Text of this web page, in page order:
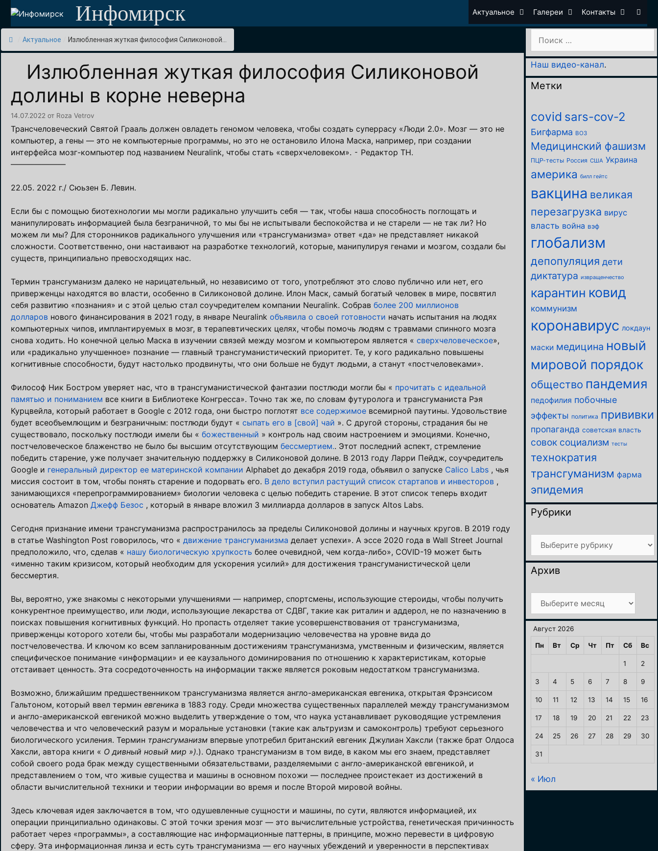
Перейти
содержимому
Инфомирск Актуальное Галереи Контакты
Актуальное Излюбленная жуткая философия Силиконовой...
Излюбленная жуткая философия Силиконовой
долины в корне неверна
14.07.2022 от Roza Vetrov
Трансчеловеческий Святой Грааль должен овладеть геномом человека, чтобы создать суперрасу «Люди 2.0». Мозг — это не
компьютер, а гены — это не компьютерные программы, но это не остановило Илона Маска, например, при создании
интерфейса мозг-компьютер под названием Neuralink, чтобы стать «сверхчеловеком». ⁃ Редактор ТН.
———————
22.05. 2022 г./ Сюьзен Б. Левин.
Если бы с помощью биотехнологии мы могли радикально улучшить себя — так, чтобы наша способность поглощать и
манипулировать информацией была безграничной, то мы бы не испытывали беспокойства и не старели — не так ли? Но
можем ли мы? Для сторонников радикального улучшения или «трансгуманизма» ответ «да» не представляет никакой
сложности. Соответственно, они настаивают на разработке технологий, которые, манипулируя генами и мозгом, создали бы
существ, принципиально превосходящих нас.
Термин трансгуманизм далеко не нарицательный, но независимо от того, употребляют это слово публично или нет, его
приверженцы находятся во власти, особенно в Силиконовой долине. Илон Маск, самый богатый человек в мире, посвятил
себя развитию «познания» и с этой целью стал соучредителем компании Neuralink. Собрав более 200 миллионов
долларов нового финансирования в 2021 году, в январе Neuralink объявила о своей готовности начать испытания на людях
компьютерных чипов, имплантируемых в мозг, в терапевтических целях, чтобы помочь людям с травмами спинного мозга
снова ходить. Но конечной целью Маска в изучении связей между мозгом и компьютером является « сверхчеловеческое»,
или «радикально улучшенное» познание — главный трансгуманистический приоритет. Те, у кого радикально повышены
когнитивные способности, будут настолько продвинуты, что они больше не будут людьми, а станут «постчеловеками».
Философ Ник Бостром уверяет нас, что в трансгуманистической фантазии постлюди могли бы « прочитать с идеальной
памятью и пониманием все книги в Библиотеке Конгресса». Точно так же, по словам футуролога и трансгуманиста Рэя
Курцвейла, который работает в Google с 2012 года, они быстро поглотят все содержимое всемирной паутины. Удовольствие
будет всеобъемлющим и безграничным: постлюди будут « сыпать его в [свой] чай ». С другой стороны, страдания бы не
существовало, поскольку постлюди имели бы « божественный » контроль над своим настроением и эмоциями. Конечно,
постчеловеческое блаженство не было бы высшим отсутствующим бессмертием.. Этот последний аспект, стремление
победить старение, уже получает значительную поддержку в Силиконовой долине. В 2013 году Ларри Пейдж, соучредитель
Google и генеральный директор ее материнской компании Alphabet до декабря 2019 года, объявил о запуске Calico Labs , чья
миссия состоит в том, чтобы понять старение и подорвать его. В дело вступил растущий список стартапов и инвесторов ,
занимающихся «перепрограммированием» биологии человека с целью победить старение. В этот список теперь входит
основатель Amazon Джефф Безос , который в январе вложил 3 миллиарда долларов в запуск Altos Labs.
Сегодня признание имени трансгуманизма распространилось за пределы Силиконовой долины и научных кругов. В 2019 году
в статье Washington Post говорилось, что « движение трансгуманизма делает успехи». А эссе 2020 года в Wall Street Journal
предположило, что, сделав « нашу биологическую хрупкость более очевидной, чем когда-либо», COVID-19 может быть
«именно таким кризисом, который необходим для ускорения усилий» для достижения трансгуманистической цели
бессмертия.
Вы, вероятно, уже знакомы с некоторыми улучшениями — например, спортсмены, использующие стероиды, чтобы получить
конкурентное преимущество, или люди, использующие лекарства от СДВГ, такие как риталин и аддерол, не по назначению в
поисках повышения когнитивных функций. Но пропасть отделяет такие усовершенствования от трансгуманизма,
приверженцы которого хотели бы, чтобы мы разработали модернизацию человечества на уровне вида до
постчеловечества. И ключом ко всем запланированным достижениям трансгуманизма, умственным и физическим, является
специфическое понимание «информации» и ее каузального доминирования по отношению к характеристикам, которые
отстаивает ценность. Эта сосредоточенность на информации также является роковым недостатком трансгуманизма.
Возможно, ближайшим предшественником трансгуманизма является англо-американская евгеника, открытая Фрэнсисом
Гальтоном, который ввел термин евгеника в 1883 году. Среди множества существенных параллелей между трансгуманизмом
и англо-американской евгеникой можно выделить утверждение о том, что наука устанавливает руководящие устремления
человечества и что человеческий разум и моральные установки (такие как альтруизм и самоконтроль) требуют серьезного
биологического усиления. Термин трансгуманизм впервые употребил британский евгеник Джулиан Хаксли (также брат Олдоса
Хаксли, автора книги « О дивный новый мир »).). Однако трансгуманизм в том виде, в каком мы его знаем, представляет
собой своего рода брак между существенными обязательствами, разделяемыми с англо-американской евгеникой, и
представлением о том, что живые существа и машины в основном похожи — последнее проистекает из достижений в
области вычислительной техники и теории информации во время и после Второй мировой войны.
Здесь ключевая идея заключается в том, что одушевленные сущности и машины, по сути, являются информацией, их
операции принципиально одинаковы. С этой точки зрения мозг — это вычислительные устройства, генетическая причинность
работает через «программы», а составляющие нас информационные паттерны, в принципе, можно перевести в цифровую
сферу. Эта информационная линза и есть суть трансгуманизма — его научных убеждений и уверенности в перспективах
Наш видео-канал.
Метки
covid sars-cov-2
Бигфарма ВОЗ
Медицинский фашизм
ПЦР-тесты Россия США Украина
америка билл гейтс
вакцина великая
перезагрузка вирус
власть война вэф
глобализм
депопуляция дети
диктатура извращенчество
карантин ковид
коммунизм
коронавирус локдаун
маски медицина новый
мировой порядок
общество пандемия
педофилия побочные
эффекты политика прививки
пропаганда советская власть
совок социализм тесты
технократия
трансгуманизм фарма
эпидемия
Рубрики
Рубрики
Архив
Архив
Август 2026
Пн Вт Ср Чт Пт Сб Вс
1 2
3 4 5 6 7 8 9
10 11 12 13 14 15 16
17 18 19 20 21 22 23
24 25 26 27 28 29 30
31
« Июл